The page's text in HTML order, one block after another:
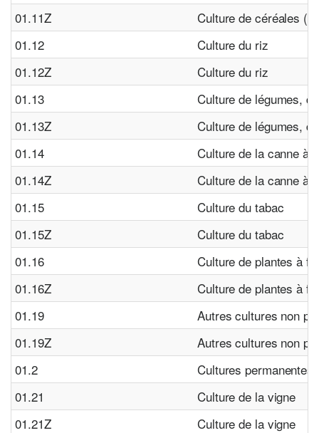
01.11Z
Culture de céréales
01.12
Culture du riz
01.12Z
Culture du riz
01.13
Culture de légumes,
01.13Z
Culture de légumes,
01.14
Culture de la canne à
01.14Z
Culture de la canne à
01.15
Culture du tabac
01.15Z
Culture du tabac
01.16
Culture de plantes à
01.16Z
Culture de plantes à
01.19
Autres cultures non
01.19Z
Autres cultures non
01.2
Cultures permanentes
01.21
Culture de la vigne
01.21Z
Culture de la vigne